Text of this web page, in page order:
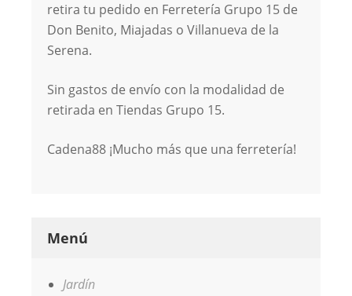
retira tu pedido en Ferretería Grupo 15 de
Don Benito, Miajadas o Villanueva de la
Serena.
Sin gastos de envío con la modalidad de
retirada en Tiendas Grupo 15.
Cadena88 ¡Mucho más que una ferretería!
Menú
Jardín